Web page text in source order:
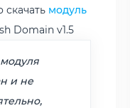
модуль
Domain v1.5
и не